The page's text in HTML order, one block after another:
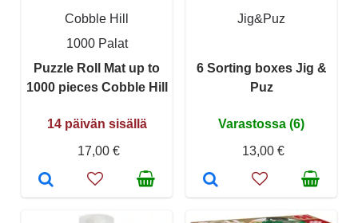
Cobble Hill
1000 Palat
Puzzle Roll Mat up to
1000 pieces Cobble Hill
14 päivän sisällä
17,00 €
Jig&Puz
6 Sorting boxes Jig &
Puz
Varastossa (6)
13,00 €